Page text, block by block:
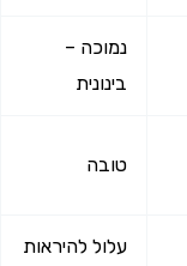
נמוכה –
בינונית
עלול להיראות